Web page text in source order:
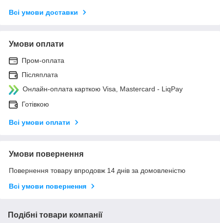
Всі умови доставки
Умови оплати
Пром-оплата
Післяплата
Онлайн-оплата карткою Visa, Mastercard - LiqPay
Готівкою
Всі умови оплати
Умови повернення
Повернення товару впродовж 14 днів за домовленістю
Всі умови повернення
Подібні товари компанії